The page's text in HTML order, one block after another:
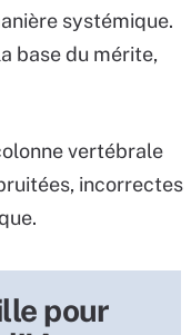
systémique.
base du mérite,
vertébrale
incorrectes
pour